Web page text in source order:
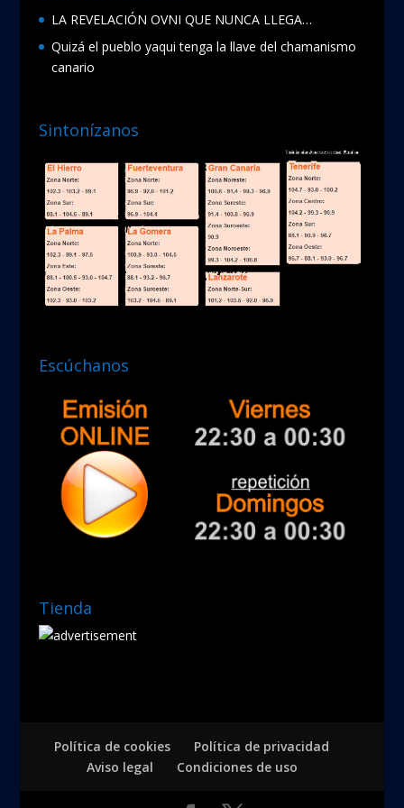
LA REVELACIÓN OVNI QUE NUNCA LLEGA…
Quizá el pueblo yaqui tenga la llave del chamanismo
canario
Sintonízanos
Escúchanos
Tienda
Política de cookies
Política de privacidad
Aviso legal
Condiciones de uso